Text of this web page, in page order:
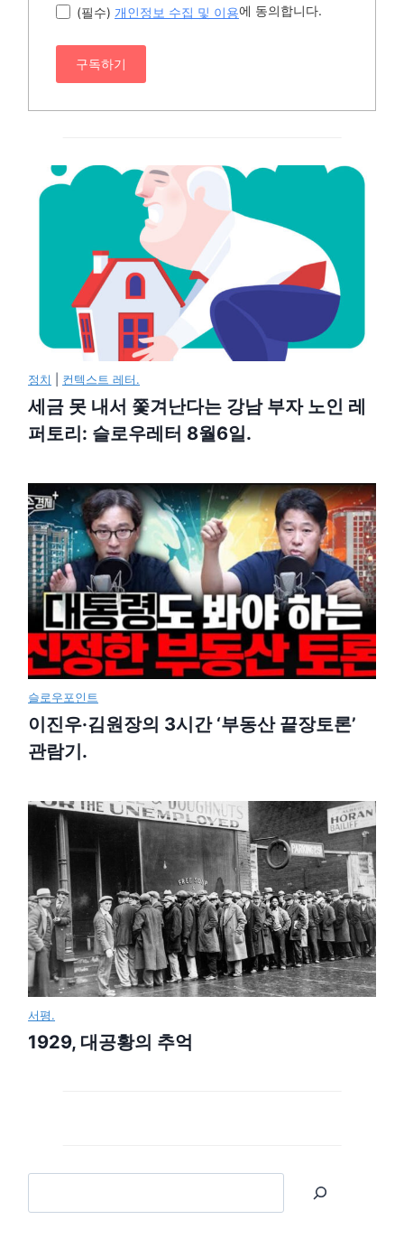
(필수) 개인정보 수집 및 이용에 동의합니다.
구독하기
정치 컨텍스트 레터.
세금 못 내서 쫓겨난다는 강남 부자 노인 레
퍼토리: 슬로우레터 8월6일.
슬로우포인트
이진우·김원장의 3시간 ‘부동산 끝장토론’
관람기.
서평.
1929, 대공황의 추억